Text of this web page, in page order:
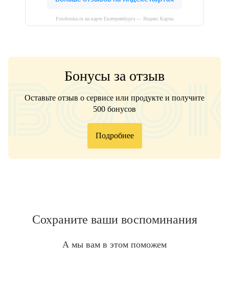
Fotobooka.ru на карте Екатеринбурга — Яндекс Карты
Бонусы за отзыв
Оставьте отзыв о сервисе или продукте и получите
500 бонусов
Подробнее
Сохраните ваши воспоминания
А мы вам в этом поможем